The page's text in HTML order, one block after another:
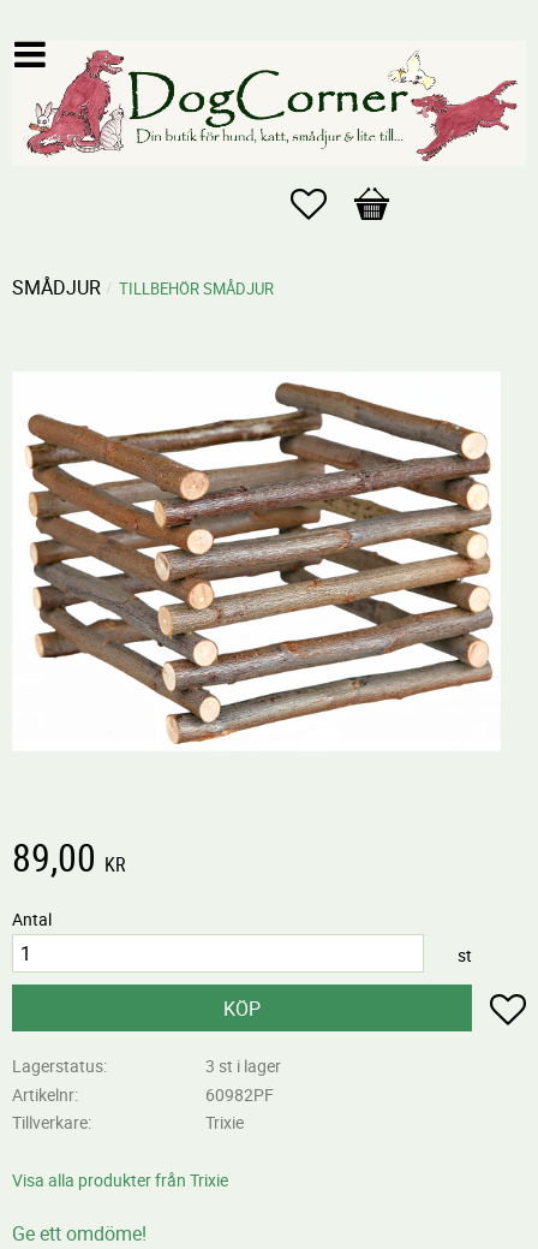
Favoriter
Kundvagn
SMÅDJUR TILLBEHÖR SMÅDJUR
89,00 KR
Antal
st
KÖP
Lagerstatus
3 st i lager
Artikelnr
60982PF
Tillverkare
Trixie
Visa alla produkter från Trixie
Ge ett omdöme!